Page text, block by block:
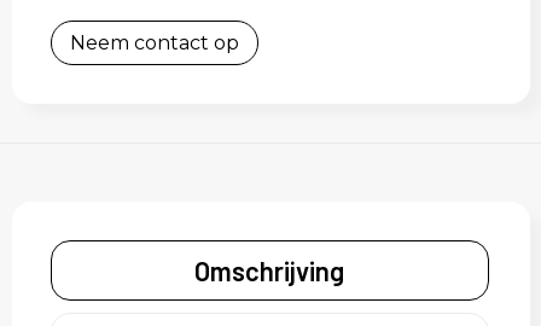
Neem contact op
Omschrijving